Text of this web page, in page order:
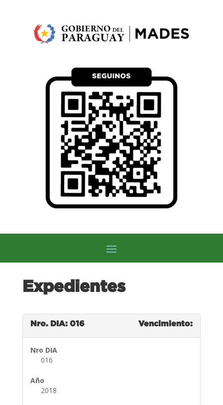
Expedientes
Nro. DIA: 016 Vencimiento:
Nro DIA
016
Año
2018